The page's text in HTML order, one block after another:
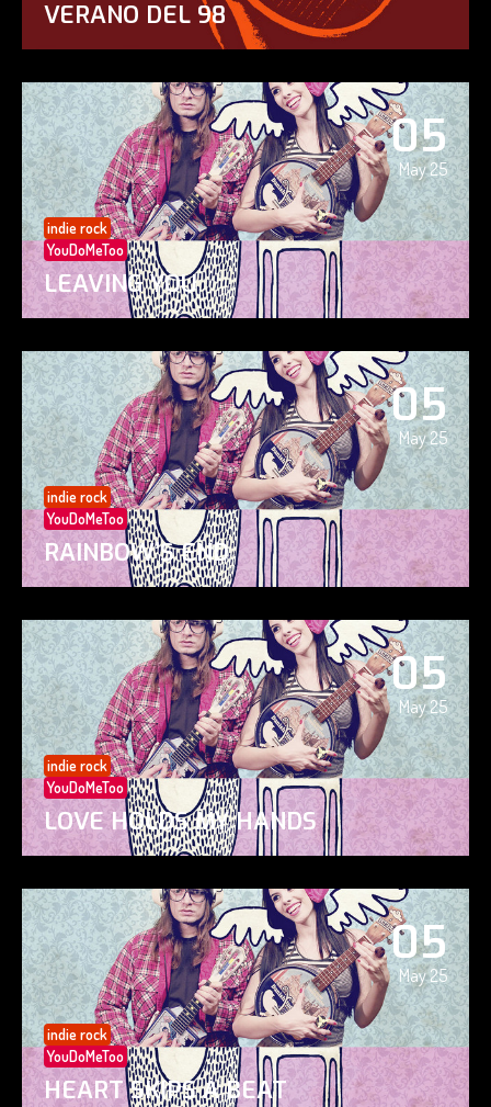
VERANO DEL 98
05
May 25
indie rock
YouDoMeToo
LEAVING YOU
05
May 25
indie rock
YouDoMeToo
RAINBOW’S END
05
May 25
indie rock
YouDoMeToo
LOVE HOLDS MY HANDS
05
May 25
indie rock
YouDoMeToo
HEART SKIPS A BEAT